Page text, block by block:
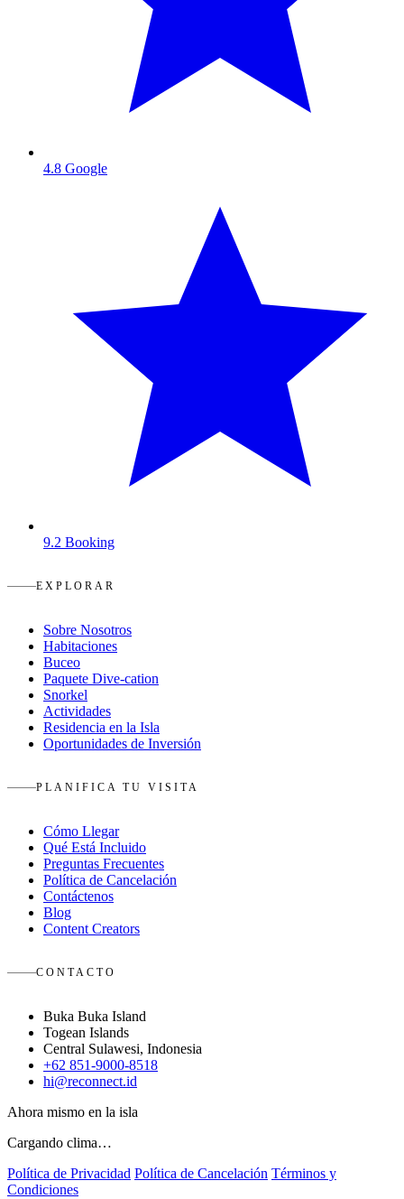
4.8 Google
9.2 Booking
EXPLORAR
Sobre Nosotros
Habitaciones
Buceo
Paquete Dive-cation
Snorkel
Actividades
Residencia en la Isla
Oportunidades de Inversión
PLANIFICA TU VISITA
Cómo Llegar
Qué Está Incluido
Preguntas Frecuentes
Política de Cancelación
Contáctenos
Blog
Content Creators
CONTACTO
Buka Buka Island
Togean Islands
Central Sulawesi, Indonesia
+62 851-9000-8518
hi@reconnect.id
Ahora mismo en la isla
Cargando clima…
Política de Privacidad Política de Cancelación Términos y
Condiciones